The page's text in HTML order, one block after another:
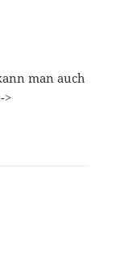
man auch
>